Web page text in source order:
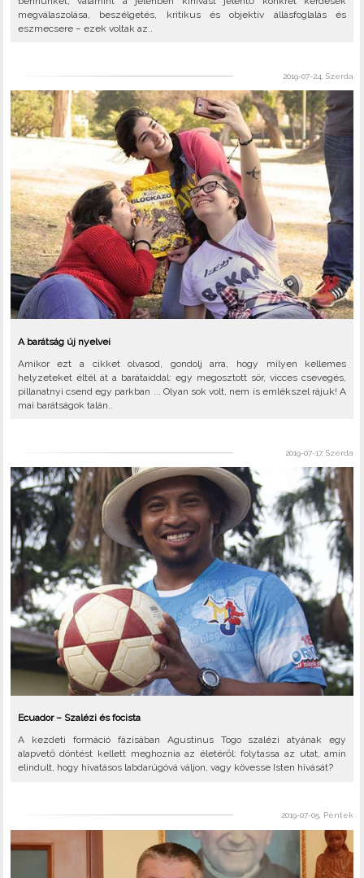
megválaszolása, beszélgetés, kritikus és objektív állásfoglalás és
eszmecsere – ezek voltak az..
2019-07-24, Szerda
A barátság új nyelvei
Amikor ezt a cikket olvasod, gondolj arra, hogy milyen kellemes
helyzeteket éltél át a barátaiddal: egy megosztott sör, vicces csevegés,
pillanatnyi csend egy parkban ... Olyan sok volt, nem is emlékszel rájuk! A
mai barátságok talán..
2019-07-17, Szerda
Ecuador – Szalézi és focista
A kezdeti formáció fázisában Agustinus Togo szalézi atyának egy
alapvető döntést kellett meghoznia az életéről: folytassa az utat, amin
elindult, hogy hivatásos labdarúgóvá váljon, vagy kövesse Isten hívását?
2019-07-05, Péntek